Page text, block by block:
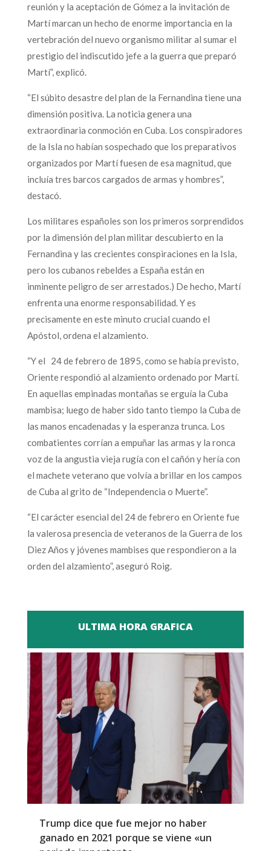
reunión y la aceptación de Gómez a la invitación de
Martí marcan un hecho de enorme importancia en la
vertebración del nuevo organismo militar al sumar el
prestigio del indiscutido jefe a la guerra que preparó
Martí”, explicó.
“El súbito desastre del plan de la Fernandina tiene una
dimensión positiva. La noticia genera una
extraordinaria conmoción en Cuba. Los conspiradores
de la Isla no habían sospechado que los preparativos
organizados por Martí fuesen de esa magnitud, que
incluía tres barcos cargados de armas y hombres”,
destacó.
Los militares españoles son los primeros sorprendidos
por la dimensión del plan militar descubierto en la
Fernandina y las crecientes conspiraciones en la Isla,
pero los cubanos rebeldes a España están en
inminente peligro de ser arrestados.) De hecho, Martí
enfrenta una enorme responsabilidad. Y es
precisamente en este minuto crucial cuando el
Apóstol, ordena el alzamiento.
“Y el 24 de febrero de 1895, como se había previsto,
Oriente respondió al alzamiento ordenado por Martí.
En aquellas empinadas montañas se erguía la Cuba
mambisa; luego de haber sido tanto tiempo la Cuba de
las manos encadenadas y la esperanza trunca. Los
combatientes corrían a empuñar las armas y la ronca
voz de la angustia vieja rugía con el cañón y hería con
el machete veterano que volvía a brillar en los campos
de Cuba al grito de “Independencia o Muerte”.
“El carácter esencial del 24 de febrero en Oriente fue
la valerosa presencia de veteranos de la Guerra de los
Diez Años y jóvenes mambises que respondieron a la
orden del alzamiento”, aseguró Roig.
ULTIMA HORA GRAFICA
Trump dice que fue mejor no haber
ganado en 2021 porque se viene «un